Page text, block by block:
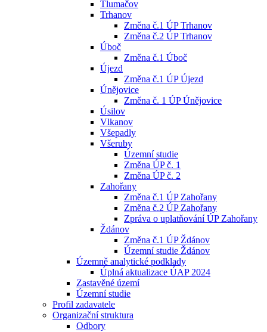
Tlumačov
Trhanov
Změna č.1 ÚP Trhanov
Změna č.2 ÚP Trhanov
Úboč
Změna č.1 Úboč
Újezd
Změna č.1 ÚP Újezd
Únějovice
Změna č. 1 ÚP Únějovice
Úsilov
Vlkanov
Všepadly
Všeruby
Územní studie
Změna ÚP č. 1
Změna ÚP č. 2
Zahořany
Změna č.1 ÚP Zahořany
Změna č.2 ÚP Zahořany
Zpráva o uplatňování ÚP Zahořany
Ždánov
Změna č.1 ÚP Ždánov
Územní studie Ždánov
Územně analytické podklady
Úplná aktualizace ÚAP 2024
Zastavěné území
Územní studie
Profil zadavatele
Organizační struktura
Odbory